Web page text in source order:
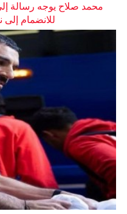
محمد صلاح يوجه رسالة
للانضمام